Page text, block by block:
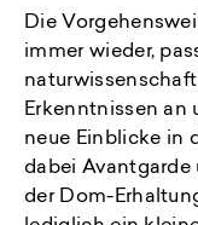
Die
immer wieder,
Erkenntnissen an
neue Einblicke in
dabei
der Dom-